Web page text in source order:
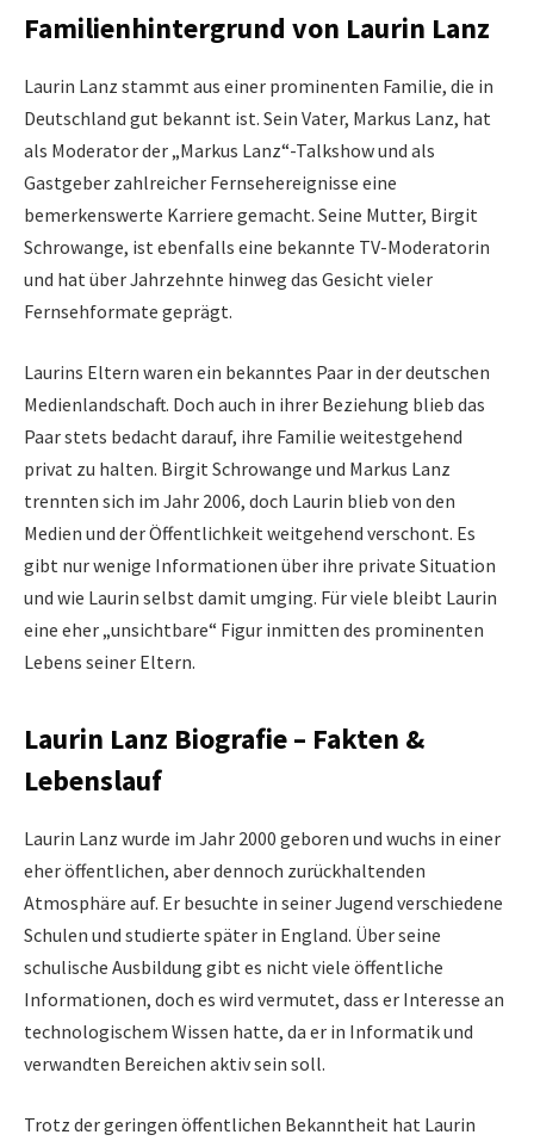
Familienhintergrund von Laurin Lanz
Laurin Lanz stammt aus einer prominenten Familie, die in
Deutschland gut bekannt ist. Sein Vater, Markus Lanz, hat
als Moderator der „Markus Lanz“-Talkshow und als
Gastgeber zahlreicher Fernsehereignisse eine
bemerkenswerte Karriere gemacht. Seine Mutter, Birgit
Schrowange, ist ebenfalls eine bekannte TV-Moderatorin
und hat über Jahrzehnte hinweg das Gesicht vieler
Fernsehformate geprägt.
Laurins Eltern waren ein bekanntes Paar in der deutschen
Medienlandschaft. Doch auch in ihrer Beziehung blieb das
Paar stets bedacht darauf, ihre Familie weitestgehend
privat zu halten. Birgit Schrowange und Markus Lanz
trennten sich im Jahr 2006, doch Laurin blieb von den
Medien und der Öffentlichkeit weitgehend verschont. Es
gibt nur wenige Informationen über ihre private Situation
und wie Laurin selbst damit umging. Für viele bleibt Laurin
eine eher „unsichtbare“ Figur inmitten des prominenten
Lebens seiner Eltern.
Laurin Lanz Biografie – Fakten &
Lebenslauf
Laurin Lanz wurde im Jahr 2000 geboren und wuchs in einer
eher öffentlichen, aber dennoch zurückhaltenden
Atmosphäre auf. Er besuchte in seiner Jugend verschiedene
Schulen und studierte später in England. Über seine
schulische Ausbildung gibt es nicht viele öffentliche
Informationen, doch es wird vermutet, dass er Interesse an
technologischem Wissen hatte, da er in Informatik und
verwandten Bereichen aktiv sein soll.
Trotz der geringen öffentlichen Bekanntheit hat Laurin